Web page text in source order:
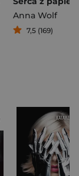
Anna Wolf
7,5 (169)